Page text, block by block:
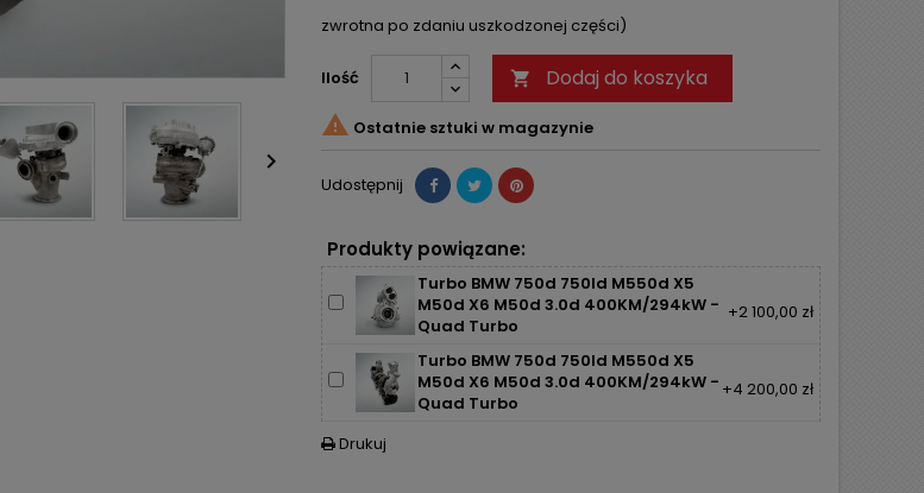

zwrotna po zdaniu uszkodzonej części)
Ilość  Dodaj do koszyka
 Ostatnie sztuki w magazynie
Udostępnij
Produkty powiązane:
Turbo BMW 750d 750ld M550d X5
M50d X6 M50d 3.0d 400KM/294kW -
Quad Turbo
+2 100,00 zł
Turbo BMW 750d 750ld M550d X5
M50d X6 M50d 3.0d 400KM/294kW -
Quad Turbo
+4 200,00 zł
 Drukuj